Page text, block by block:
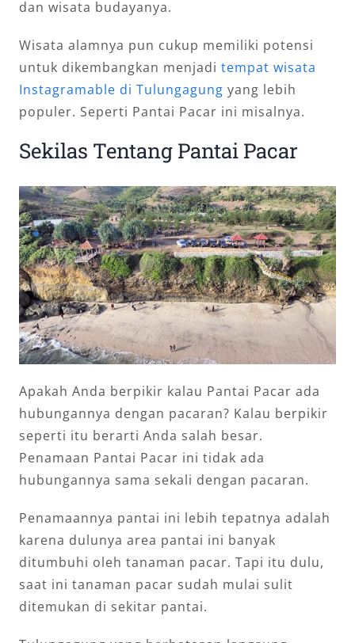
dan wisata budayanya.
Wisata alamnya pun cukup memiliki potensi
untuk dikembangkan menjadi tempat wisata
Instagramable di Tulungagung yang lebih
populer. Seperti Pantai Pacar ini misalnya.
Sekilas Tentang Pantai Pacar
Apakah Anda berpikir kalau Pantai Pacar ada
hubungannya dengan pacaran? Kalau berpikir
seperti itu berarti Anda salah besar.
Penamaan Pantai Pacar ini tidak ada
hubungannya sama sekali dengan pacaran.
Penamaannya pantai ini lebih tepatnya adalah
karena dulunya area pantai ini banyak
ditumbuhi oleh tanaman pacar. Tapi itu dulu,
saat ini tanaman pacar sudah mulai sulit
ditemukan di sekitar pantai.